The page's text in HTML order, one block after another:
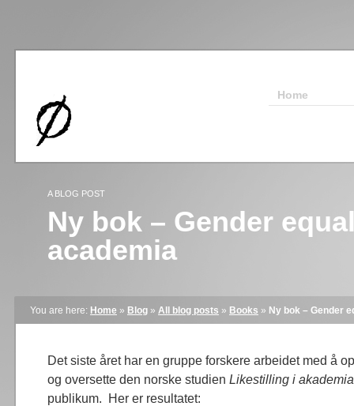
Home
A BLOG POST
Ny bok – Gender
academia
You are here: Home » Blog » All blog posts » Books » Ny bok – Gender
Det siste året har en gruppe forskere arbeidet med å
og oversette den norske studien Likestilling i akademia
publikum. Her er resultatet: